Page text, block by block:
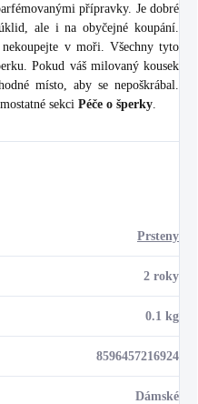
přípravky. Je dobré
ale i na obyčejné koupání.
v moři. Všechny tyto
Pokud váš milovaný kousek
místo, aby se nepoškrábal.
sekci Péče o šperky
Prsteny
2 roky
0.1 kg
8596457216924
Dámské